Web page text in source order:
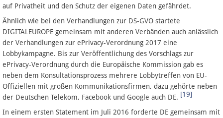
auf Privatheit und den Schutz der eigenen Daten gefährdet.
Ähnlich wie bei den Verhandlungen zur DS-GVO startete
DIGITALEUROPE gemeinsam mit anderen Verbänden auch anlässlich
der Verhandlungen zur ePrivacy-Verordnung 2017 eine
Lobbykampagne. Bis zur Veröffentlichung des Vorschlags zur
ePrivacy-Verordnung durch die Europäische Kommission gab es
neben dem Konsultationsprozess mehrere Lobbytreffen von EU-
Offiziellen mit großen Kommunikationsfirmen, dazu gehörte neben
der Deutschen Telekom, Facebook und Google auch DE. [19]
In einem ersten Statement im Juli 2016 forderte DE gemeinsam mit